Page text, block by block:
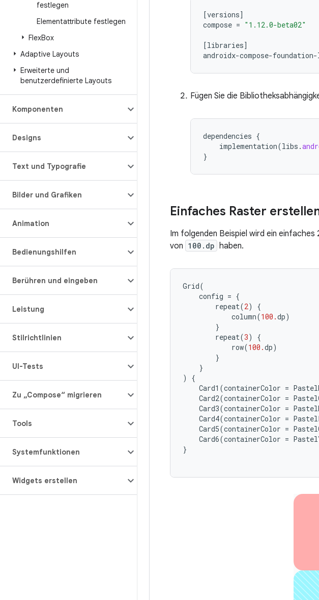
festlegen
Elementattribute festlegen
FlexBox
Adaptive Layouts
Erweiterte und
benutzerdefinierte Layouts
Komponenten
Designs
Text und Typografie
Bilder und Grafiken
Animation
Bedienungshilfen
Berühren und eingeben
Leistung
Stilrichtlinien
UI-Tests
Zu „Compose“ migrieren
Tools
Systemfunktionen
Widgets erstellen
[versions]
compose = "1.12.0-beta02"
[libraries]
androidx-compose-foundation-
Fügen Sie die
dependencies {
implementation(libs .
}
Einfaches Raster
Im folgenden Beispiel wird ein
von 100.dp haben.
Grid(
config = {
repeat(2)
{
column(100.dp)
}
repeat(3)
{
row(100.dp)
}
}
)
{
Card1 (containerColor =
Card2(containerColor =
Card3(containerColor =
Card4(containerColor =
Card5(containerColor =
Card6(containerColor =
}